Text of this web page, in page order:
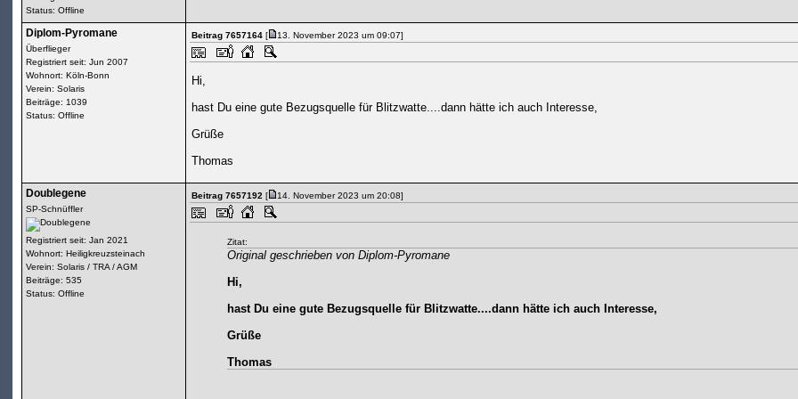
Status: Offline
Diplom-Pyromane
Überflieger
Registriert seit: Jun 2007
Wohnort: Köln-Bonn
Verein: Solaris
Beiträge: 1039
Status: Offline
Beitrag 7657164[
13. November 2023 um 09:07]
Hi,
hast Du eine gute Bezugsquelle für Blitzwatte....dann hätte ich auch Interesse,
Grüße
Thomas
Doublegene
SP-Schnüffler
Registriert seit: Jan 2021
Wohnort: Heiligkreuzsteinach
Verein: Solaris / TRA / AGM
Beiträge: 535
Status: Offline
Beitrag 7657192[
14. November 2023 um 20:08]
Zitat:
Original geschrieben von Diplom-Pyromane
Hi,
hast Du eine gute Bezugsquelle für Blitzwatte....dann hätte ich auch Interesse,
Grüße
Thomas